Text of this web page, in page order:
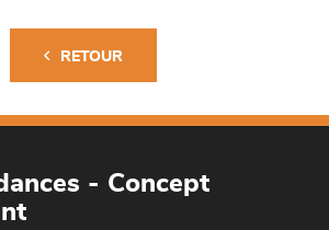
RETOUR
- Concept